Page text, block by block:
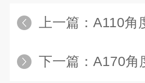
上一篇： A110角
下一篇： A170角